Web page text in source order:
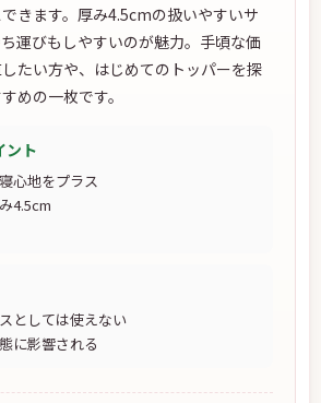
きます。厚み4.5cmの扱いやすいサ
運びもしやすいのが魅力。手頃な価
たい方や、はじめてのトッパーを探
めの一枚です。
ント
心地をプラス
4.5cm
としては使えない
に影響される